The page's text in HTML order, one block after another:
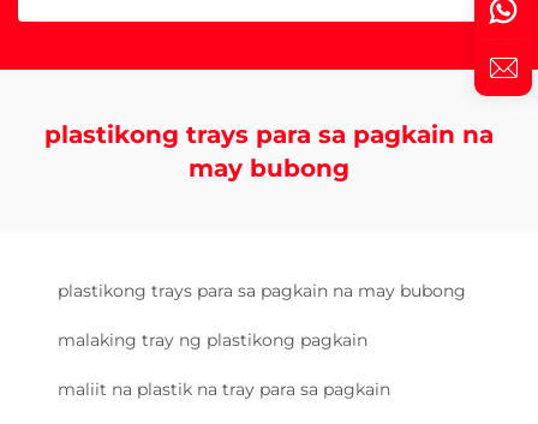
plastikong trays para sa pagkain na
may bubong
plastikong trays para sa pagkain na may bubong
malaking tray ng plastikong pagkain
maliit na plastik na tray para sa pagkain